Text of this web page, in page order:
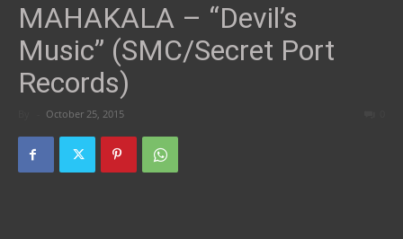
MAHAKALA – “Devil’s
Music” (SMC/Secret Port
Records)
October 25, 2015